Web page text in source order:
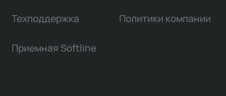
Техподдержка Политики компании
Приемная Softline